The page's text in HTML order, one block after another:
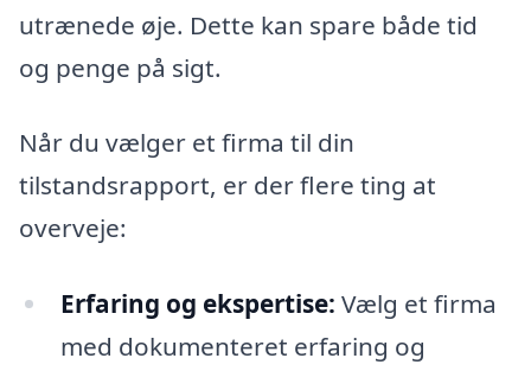
utrænede øje. Dette kan spare både tid
og penge på sigt.
Når du vælger et firma til din
tilstandsrapport, er der flere ting at
overveje:
Erfaring og ekspertise: Vælg et firma
med dokumenteret erfaring og